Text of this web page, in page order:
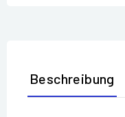
Beschreibung